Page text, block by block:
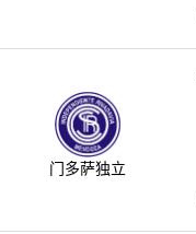
门多萨独立